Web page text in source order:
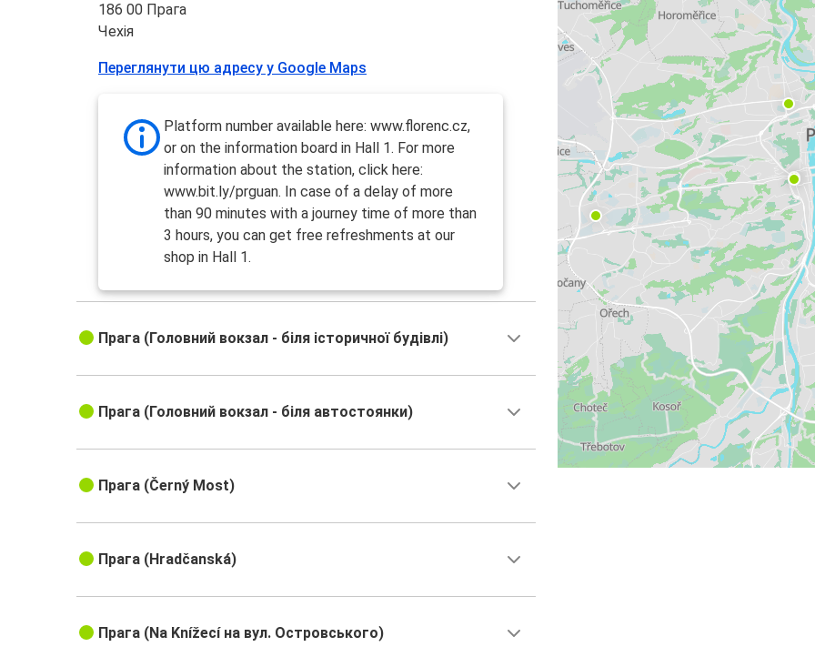
186 00 Прага
Чехія
Переглянути цю адресу у Google Maps
Platform number available here: www.florenc.cz,
or on the information board in Hall 1. For more
information about the station, click here:
www.bit.ly/prguan. In case of a delay of more
than 90 minutes with a journey time of more than
3 hours, you can get free refreshments at our
shop in Hall 1.
Прага (Головний вокзал - біля історичної будівлі)
Прага (Головний вокзал - біля автостоянки)
Прага (Černý Most)
Прага (Hradčanská)
Прага (Na Knížecí на вул. Островського)